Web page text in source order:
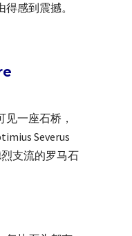
感到震撼。
一座石桥，
Severus
支流的罗马石